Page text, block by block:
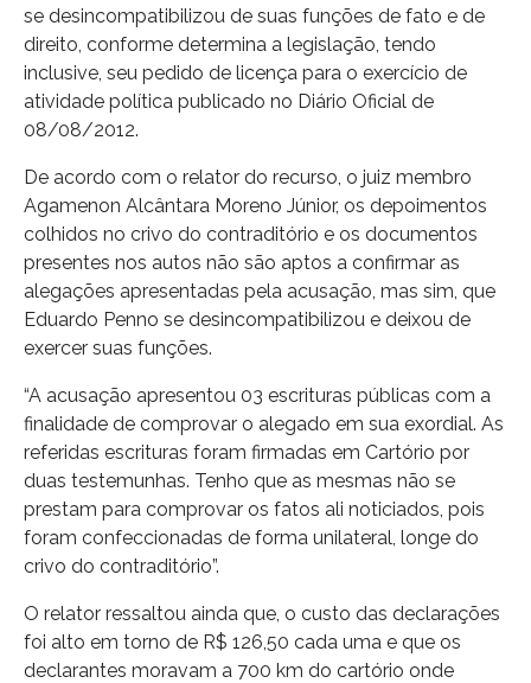
se desincompatibilizou de suas funções de fato e de
direito, conforme determina a legislação, tendo
inclusive, seu pedido de licença para o exercício de
atividade política publicado no Diário Oficial de
08/08/2012.
De acordo com o relator do recurso, o juiz membro
Agamenon Alcântara Moreno Júnior, os depoimentos
colhidos no crivo do contraditório e os documentos
presentes nos autos não são aptos a confirmar as
alegações apresentadas pela acusação, mas sim, que
Eduardo Penno se desincompatibilizou e deixou de
exercer suas funções.
“A acusação apresentou 03 escrituras públicas com a
finalidade de comprovar o alegado em sua exordial. As
referidas escrituras foram firmadas em Cartório por
duas testemunhas. Tenho que as mesmas não se
prestam para comprovar os fatos ali noticiados, pois
foram confeccionadas de forma unilateral, longe do
crivo do contraditório”.
O relator ressaltou ainda que, o custo das declarações
foi alto em torno de R$ 126,50 cada uma e que os
declarantes moravam a 700 km do cartório onde